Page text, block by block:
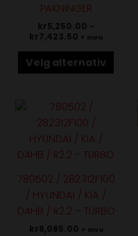
PAKNINGER
kr5,250.00 -
kr7,423.50 + mva
Velg alternativ
780502 / 282312F100
/ HYUNDAI / KIA /
D4HB / R2.2 – TURBO
kr8,085.00 + mva
Dette
produktet
har
flere
Alternativene
kan
velges